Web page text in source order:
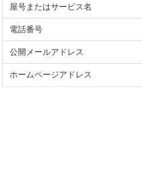
屋号またはサービス名
電話番号
公開メールアドレス
ホームページアドレス